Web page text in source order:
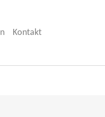
Kontakt